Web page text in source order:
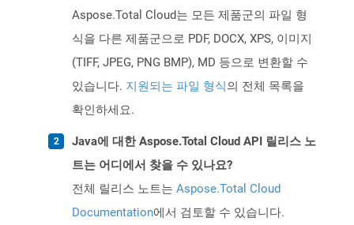
Aspose.Total Cloud는 모든 제품군의 파일 형
식을 다른 제품군으로 PDF, DOCX, XPS, 이미지
(TIFF, JPEG, PNG BMP), MD 등으로 변환할 수
있습니다. 지원되는 파일 형식의 전체 목록을
확인하세요.
Java에 대한 Aspose.Total Cloud API 릴리스 노
트는 어디에서 찾을 수 있나요?
전체 릴리스 노트는 Aspose.Total Cloud
Documentation에서 검토할 수 있습니다.